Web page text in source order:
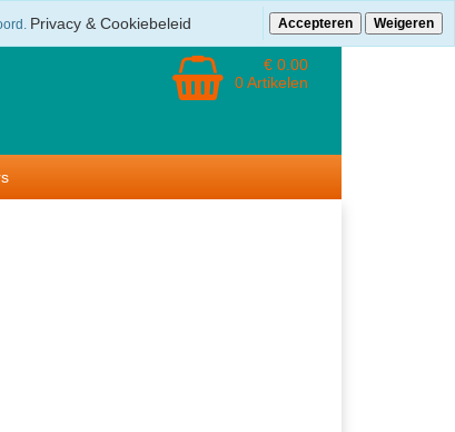
€ 0.00
0 Artikelen
Privacy & Cookiebeleid Accepteren Weigeren